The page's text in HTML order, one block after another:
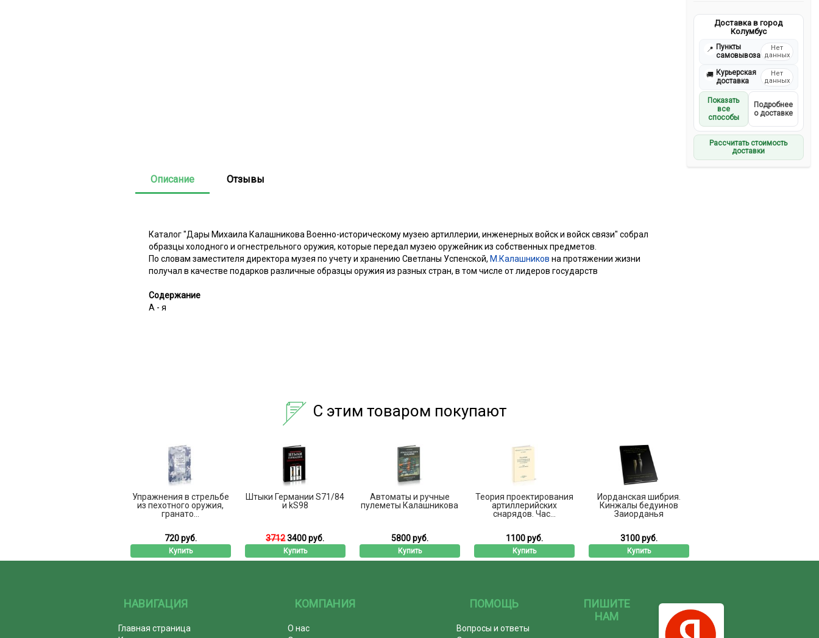
Доставка в город
Колумбус
📍 Пункты
самовывоза
Нет
данных
🚚 Курьерская
доставка
Нет
данных
Показать
все
способы
Подробнее
о доставке
Рассчитать стоимость
доставки
Описание Отзывы
Каталог "Дары Михаила Калашникова Военно-историческому музею артиллерии, инженерных войск и войск связи" собрал
образцы холодного и огнестрельного оружия, которые передал музею оружейник из собственных предметов.
По словам заместителя директора музея по учету и хранению Светланы Успенской, М.Калашников на протяжении жизни
получал в качестве подарков различные образцы оружия из разных стран, в том числе от лидеров государств
Содержание
А - я
С этим товаром покупают
Упражнения в стрельбе
из пехотного оружия,
гранато...
720 руб.
Купить
Штыки Германии S71/84
и kS98
37123400 руб.
Купить
Автоматы и ручные
пулеметы Калашникова
5800 руб.
Купить
Теория проектирования
артиллерийских
снарядов. Час...
1100 руб.
Купить
Иорданская шибрия.
Кинжалы бедуинов
Заиорданья
3100 руб.
Купить
НАВИГАЦИЯ
Главная страница
КОМПАНИЯ
О нас
ПОМОЩЬ
Вопросы и ответы
ПИШИТЕ
НАМ